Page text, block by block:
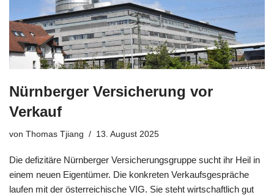
Nürnberger Versicherung vor
Verkauf
von Thomas Tjiang 13. August 2025
Die defizitäre Nürnberger Versicherungsgruppe sucht ihr Heil in
einem neuen Eigentümer. Die konkreten Verkaufsgespräche
laufen mit der österreichische VIG. Sie steht wirtschaftlich gut